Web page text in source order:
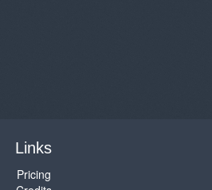
Links
Pricing